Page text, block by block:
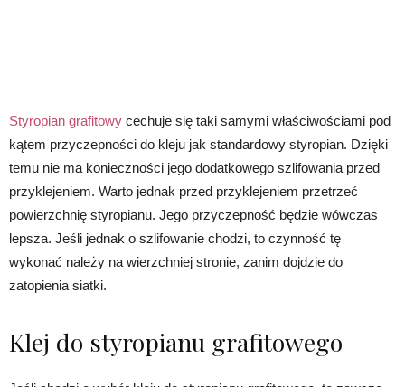
Styropian grafitowy cechuje się taki samymi właściwościami pod
kątem przyczepności do kleju jak standardowy styropian. Dzięki
temu nie ma konieczności jego dodatkowego szlifowania przed
przyklejeniem. Warto jednak przed przyklejeniem przetrzeć
powierzchnię styropianu. Jego przyczepność będzie wówczas
lepsza. Jeśli jednak o szlifowanie chodzi, to czynność tę
wykonać należy na wierzchniej stronie, zanim dojdzie do
zatopienia siatki.
Klej do styropianu grafitowego